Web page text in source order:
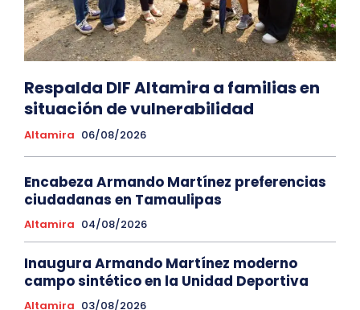
Respalda DIF Altamira a familias en
situación de vulnerabilidad
Altamira 06/08/2026
Encabeza Armando Martínez preferencias
ciudadanas en Tamaulipas
Altamira 04/08/2026
Inaugura Armando Martínez moderno
campo sintético en la Unidad Deportiva
Altamira 03/08/2026